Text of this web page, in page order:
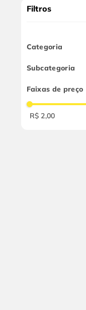
Filtros
Categoria
Subcategoria
Ar
Faixas de preço
R$ 2,00